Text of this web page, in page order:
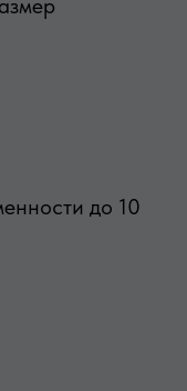
до 10